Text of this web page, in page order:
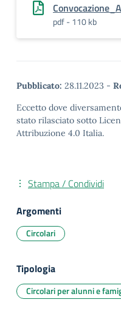
pdf - 110 kb
Pubblicato: 28.11.2023 -
Eccetto dove
stato rilasciato sotto
Attribuzione 4.0 Italia.
Stampa / Condividi
Argomenti
Circolari
Tipologia
Circolari per alunni e